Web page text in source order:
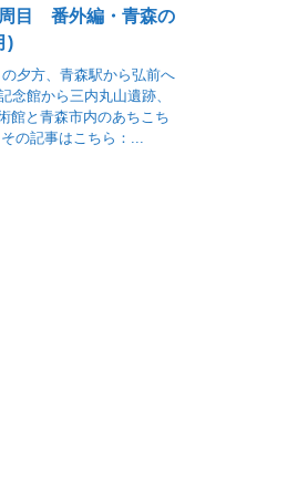
目 番外編・青森の
)
の夕方、青森駅から弘前へ
念館から三内丸山遺跡、
館と青森市内のあちこち
の記事はこちら：...